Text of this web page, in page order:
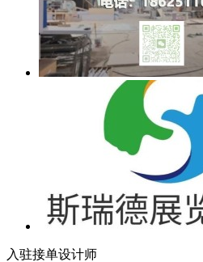
入驻接单设计师